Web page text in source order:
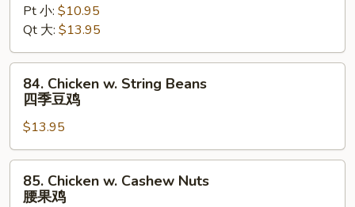
Onion
咖
喱
Pt 小: $10.95
Qt 大: $13.95
84.
Chicken
String
Beans
四
84. Chicken w. String Beans
四季豆鸡
$13.95
85.
Chicken
85. Chicken w. Cashew Nuts
腰果鸡